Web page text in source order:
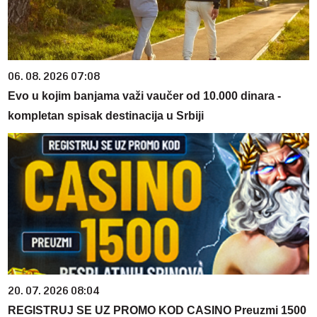
06. 08. 2026 07:08
Evo u kojim banjama važi vaučer od 10.000 dinara -
kompletan spisak destinacija u Srbiji
20. 07. 2026 08:04
REGISTRUJ SE UZ PROMO KOD CASINO Preuzmi 1500